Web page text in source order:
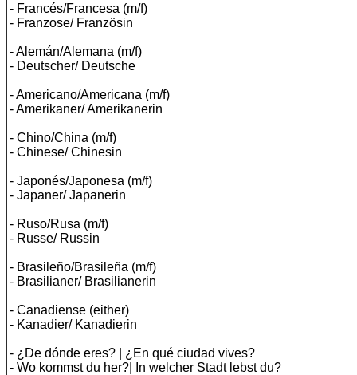
- Francés/Francesa (m/f)
- Franzose/ Französin
- Alemán/Alemana (m/f)
- Deutscher/ Deutsche
- Americano/Americana (m/f)
- Amerikaner/ Amerikanerin
- Chino/China (m/f)
- Chinese/ Chinesin
- Japonés/Japonesa (m/f)
- Japaner/ Japanerin
- Ruso/Rusa (m/f)
- Russe/ Russin
- Brasileño/Brasileña (m/f)
- Brasilianer/ Brasilianerin
- Canadiense (either)
- Kanadier/ Kanadierin
- ¿De dónde eres? | ¿En qué ciudad vives?
- Wo kommst du her?| In welcher Stadt lebst du?